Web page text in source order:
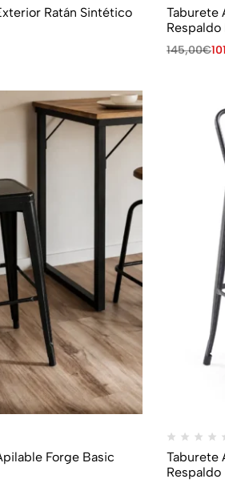
Ratán Sintético
Taburete
145,00€
Forge Basic
Taburete
Respaldo